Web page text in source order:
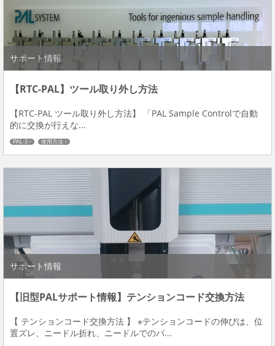
サポート情報
【RTC-PAL】ツール取り外し方法
【RTC-PAL ツール取り外し方法】 「PAL Sample Controlで自動
的に交換が行えな...
PAL-3 使用方法
サポート情報
【旧型PALサポート情報】テンションコード交換方法
【 テンションコード交換方法 】 ※テンションコードの伸びは、位
置ズレ、ニードル折れ、ニードルでのバ...